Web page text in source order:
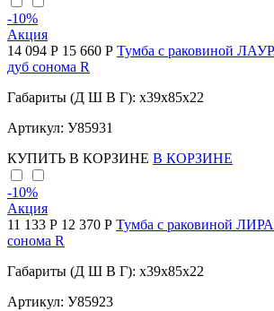
-10%
Акция
14 094 Р 15 660 Р Тумба с раковиной
дуб сонома R
Габариты (Д Ш В Г): x39x85x22
Артикул: У85931
КУПИТЬ В КОРЗИНЕ В КОРЗИНЕ
-10%
Акция
11 133 Р 12 370 Р Тумба с раковиной
сонома R
Габариты (Д Ш В Г): x39x85x22
Артикул: У85923